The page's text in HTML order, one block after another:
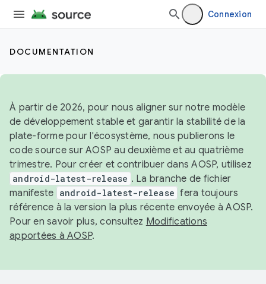
Connexion
DOCUMENTATION
À partir de 2026, pour nous aligner sur notre modèle
de développement stable et garantir la stabilité de la
plate-forme pour l'écosystème, nous publierons le
code source sur AOSP au deuxième et au quatrième
trimestre. Pour créer et contribuer dans AOSP, utilisez
android-latest-release . La branche de fichier
manifeste android-latest-release fera toujours
référence à la version la plus récente envoyée à AOSP.
Pour en savoir plus, consultez Modifications
apportées à AOSP.